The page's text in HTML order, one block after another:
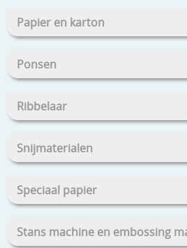
Papier en karton
Ponsen
Ribbelaar
Snijmaterialen
Speciaal papier
Stans machine en embossing